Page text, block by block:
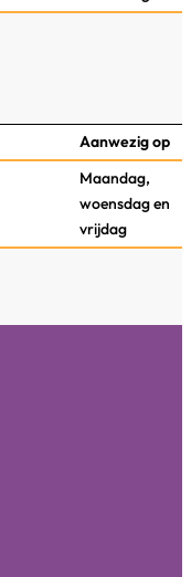
Aanwezig op
Maandag,
woensdag en
vrijdag